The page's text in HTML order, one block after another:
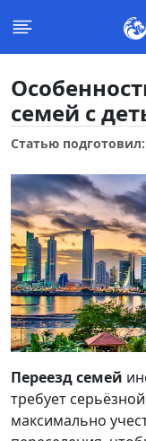
семей с
Статью подготовил:
Переезд семей
требует
максимально